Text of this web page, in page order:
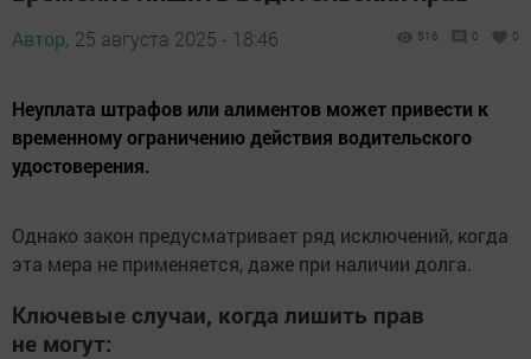
Автор, 25 августа 2025 - 18:46 516 0 0
Неуплата штрафов или алиментов может привести к
временному ограничению действия водительского
удостоверения.
Однако закон предусматривает ряд исключений, когда
эта мера не применяется, даже при наличии долга.
Ключевые случаи, когда лишить прав
не могут: